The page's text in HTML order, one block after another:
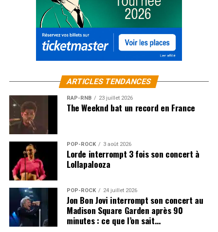
SUJETS ASSOCIÉS: DICK RIVERS
EDDY MITCHELL
JOHNNY HALLYDAY
MICHEL SARDOU
ARTICLES TENDANCES
RAP-RNB 23 juillet 2026
The Weeknd bat un record en France
POP-ROCK 3 août 2026
Lorde interrompt 3 fois son concert à
Lollapalooza
POP-ROCK 24 juillet 2026
Jon Bon Jovi interrompt son concert au
Madison Square Garden après 90
minutes : ce que l’on sait…